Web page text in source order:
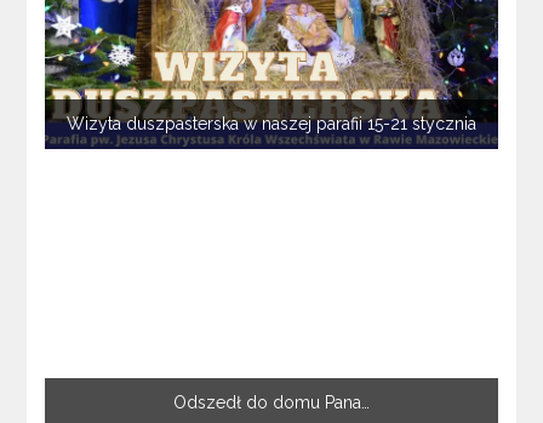
Wizyta duszpasterska w naszej parafii 15-21 stycznia
Odszedł do domu Pana…